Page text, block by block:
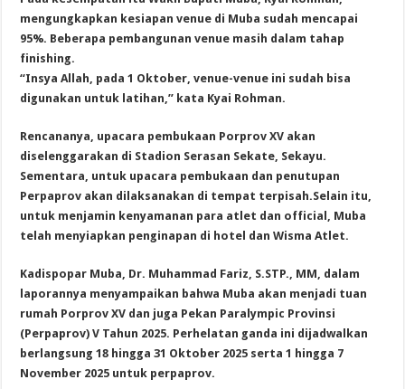
mengungkapkan kesiapan venue di Muba sudah mencapai
95%. Beberapa pembangunan venue masih dalam tahap
finishing.
“Insya Allah, pada 1 Oktober, venue-venue ini sudah bisa
digunakan untuk latihan,” kata Kyai Rohman.
Rencananya, upacara pembukaan Porprov XV akan
diselenggarakan di Stadion Serasan Sekate, Sekayu.
Sementara, untuk upacara pembukaan dan penutupan
Perpaprov akan dilaksanakan di tempat terpisah.Selain itu,
untuk menjamin kenyamanan para atlet dan official, Muba
telah menyiapkan penginapan di hotel dan Wisma Atlet.
Kadispopar Muba, Dr. Muhammad Fariz, S.STP., MM, dalam
laporannya menyampaikan bahwa Muba akan menjadi tuan
rumah Porprov XV dan juga Pekan Paralympic Provinsi
(Perpaprov) V Tahun 2025. Perhelatan ganda ini dijadwalkan
berlangsung 18 hingga 31 Oktober 2025 serta 1 hingga 7
November 2025 untuk perpaprov.